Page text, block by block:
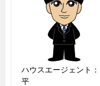
ハウスエージェント：
平